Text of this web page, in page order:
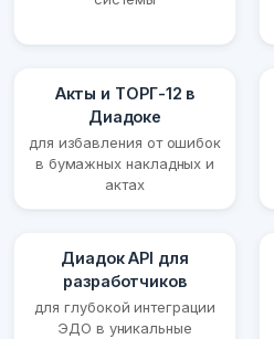
Акты и ТОРГ-12 в
Диадоке
для избавления от ошибок
в бумажных накладных и
актах
Диадок API для
разработчиков
для глубокой интеграции
ЭДО в уникальные